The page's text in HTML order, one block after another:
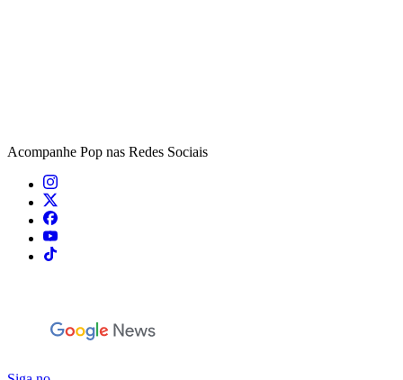
Acompanhe Pop nas Redes Sociais